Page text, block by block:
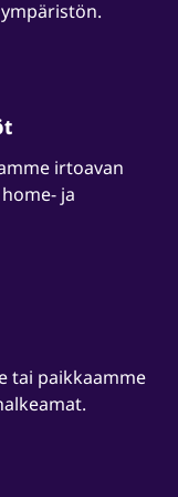
irtoavan
ja
tai paikkaamme